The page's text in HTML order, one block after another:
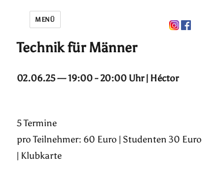
MENÜ
Technik für Männer
02.06.25 — 19:00 - 20:00 Uhr | Héctor
5 Termine
pro Teilnehmer: 60 Euro | Studenten 30 Euro
| Klubkarte